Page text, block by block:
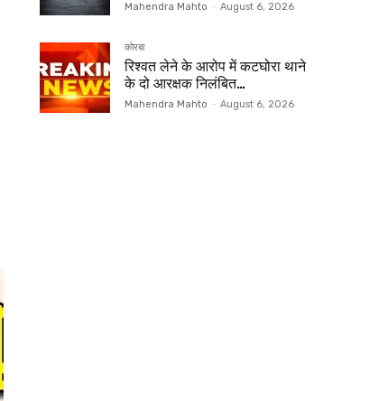
Mahendra Mahto - August 6, 2026
कोरबा
रिश्वत लेने के आरोप में कटघोरा थाने
के दो आरक्षक निलंबित…
Mahendra Mahto - August 6, 2026